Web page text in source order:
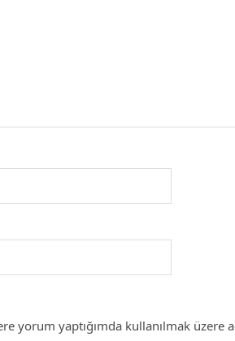
yorum yaptığımda kullanılmak üzere